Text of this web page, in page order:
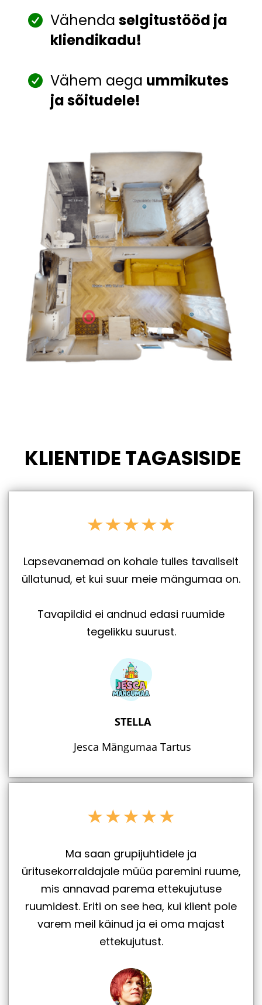
Vähendaselgitustööd ja
kliendikadu!
Vähem aega ummikutes
ja sõitudele!
KLIENTIDE TAGASISIDE
Lapsevanemad on kohale tulles tavaliselt
üllatunud, et kui suur meie mängumaa on.
Tavapildid ei andnud edasi ruumide
tegelikku suurust.
STELLA
Jesca Mängumaa Tartus
Ma saan grupijuhtidele ja
üritusekorraldajale müüa paremini ruume,
mis annavad parema ettekujutuse
ruumidest. Eriti on see hea, kui klient pole
varem meil käinud ja ei oma majast
ettekujutust.